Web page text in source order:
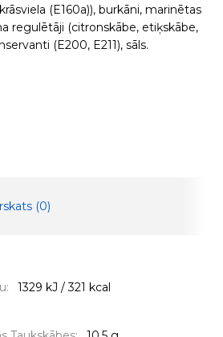
(E160a)), burkāni, marinētas
regulētāji (citronskābe, etiķskābe,
(E200, E211), sāls.
(0)
1329 kJ / 321 kcal